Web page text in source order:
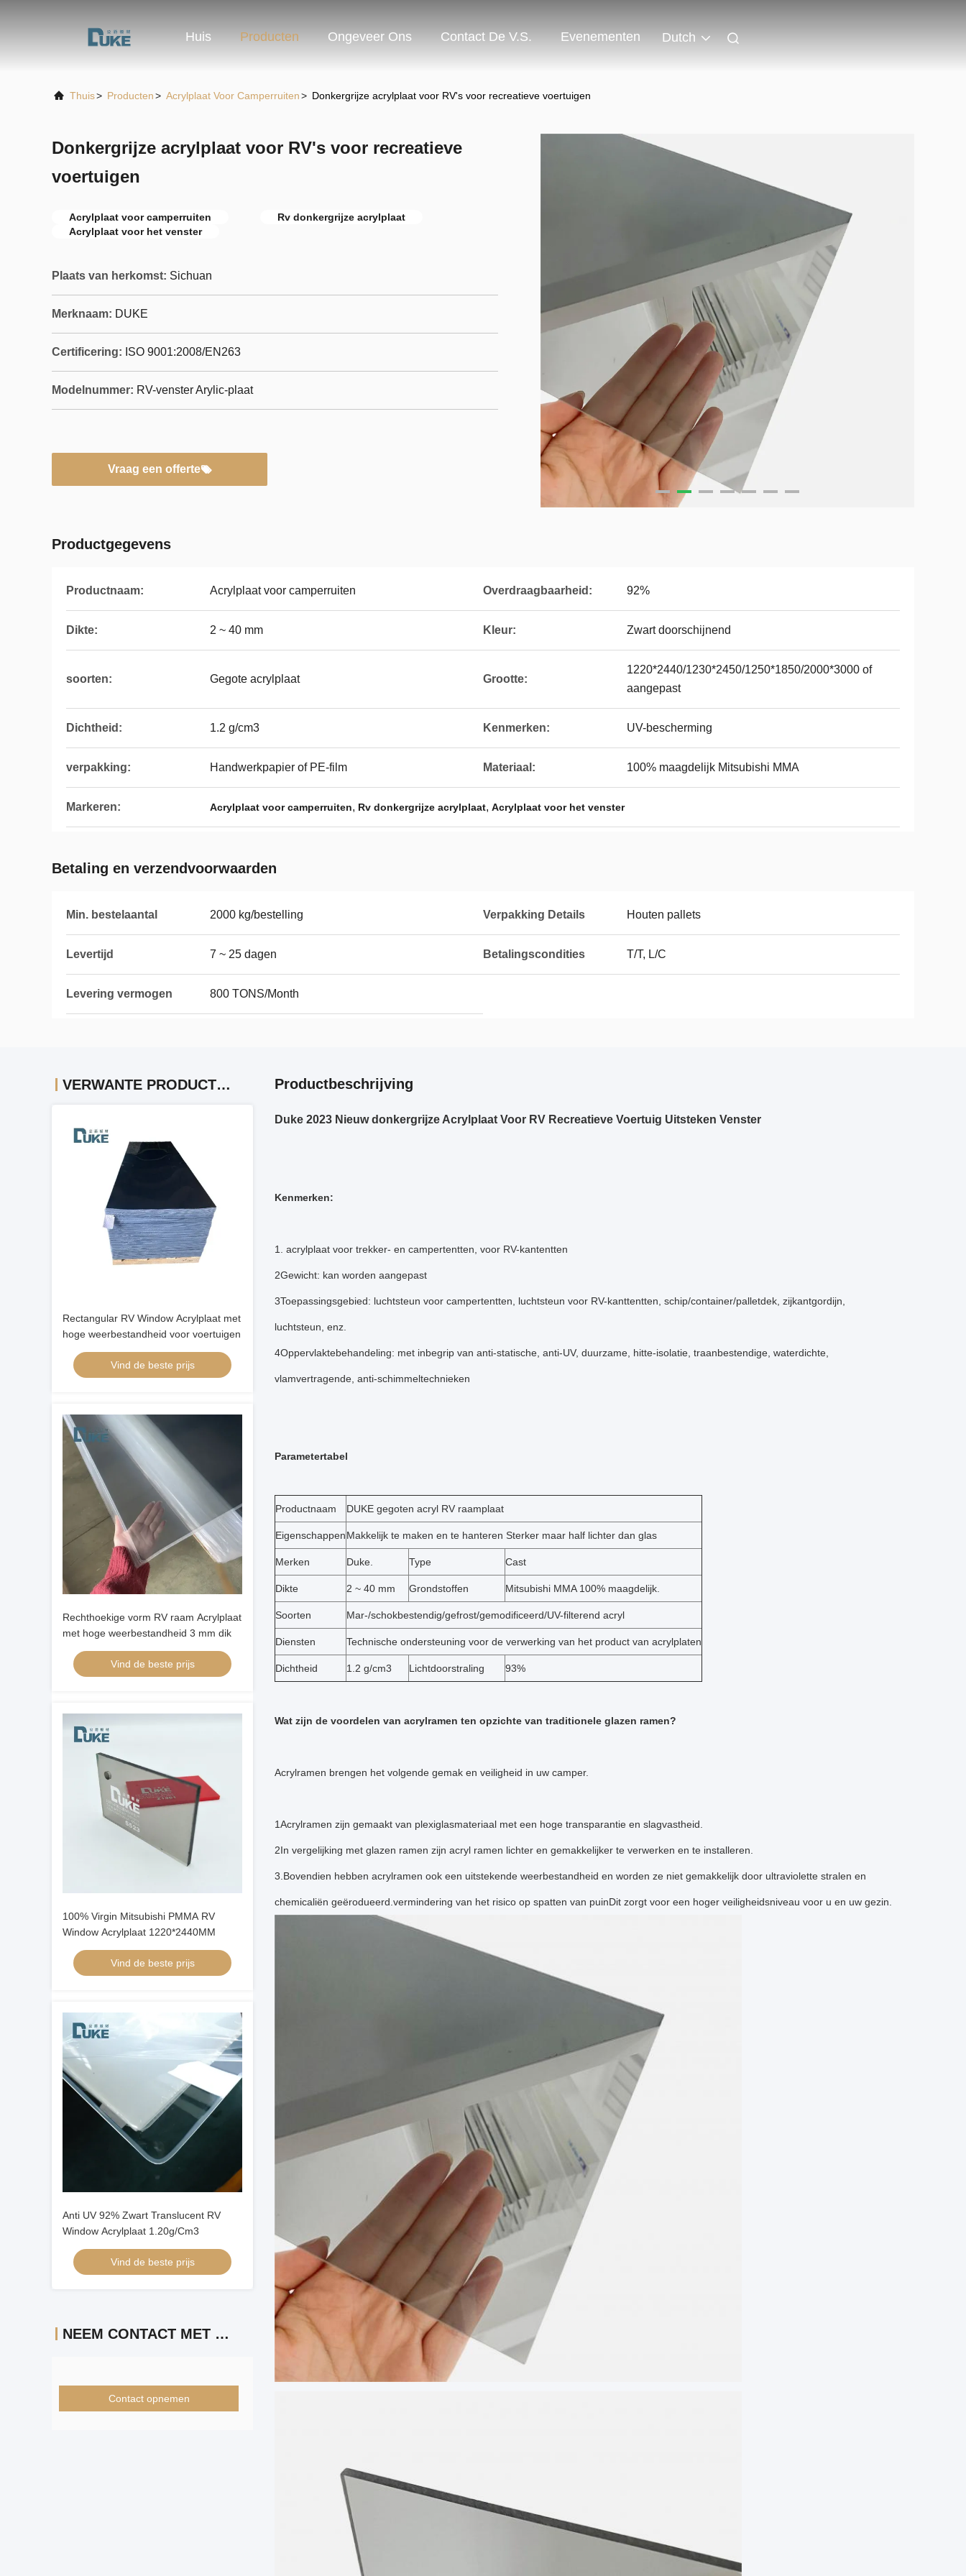
Huis Producten Ongeveer Ons Contact De V.S. Evenementen Dutch
Thuis> Producten> Acrylplaat Voor Camperruiten> Donkergrijze acrylplaat voor RV's voor recreatieve voertuigen
Donkergrijze acrylplaat voor RV's voor recreatieve
voertuigen
Acrylplaat voor camperruiten
Rv donkergrijze acrylplaat
Acrylplaat voor het venster
Plaats van herkomst: Sichuan
Merknaam: DUKE
Certificering: ISO 9001:2008/EN263
Modelnummer: RV-venster Arylic-plaat
Vraag een offerte
Productgegevens
Productnaam: Acrylplaat voor camperruiten Overdraagbaarheid: 92%
Dikte: 2 ~ 40 mm Kleur: Zwart doorschijnend
soorten: Gegote acrylplaat Grootte:
1220*2440/1230*2450/1250*1850/2000*3000 of
aangepast
Dichtheid: 1.2 g/cm3 Kenmerken: UV-bescherming
verpakking: Handwerkpapier of PE-film Materiaal: 100% maagdelijk Mitsubishi MMA
Markeren: Acrylplaat voor camperruiten, Rv donkergrijze acrylplaat, Acrylplaat voor het venster
Betaling en verzendvoorwaarden
Min. bestelaantal 2000 kg/bestelling Verpakking Details Houten pallets
Levertijd 7 ~ 25 dagen Betalingscondities T/T, L/C
Levering vermogen 800 TONS/Month
VERWANTE PRODUCTEN
Rectangular RV Window Acrylplaat met
hoge weerbestandheid voor voertuigen
Vind de beste prijs
Rechthoekige vorm RV raam Acrylplaat
met hoge weerbestandheid 3 mm dik
Vind de beste prijs
100% Virgin Mitsubishi PMMA RV
Window Acrylplaat 1220*2440MM
Vind de beste prijs
Anti UV 92% Zwart Translucent RV
Window Acrylplaat 1.20g/Cm3
Vind de beste prijs
NEEM CONTACT MET ONS OP
Contact opnemen
Productbeschrijving
Duke 2023 Nieuw donkergrijze Acrylplaat Voor RV Recreatieve Voertuig Uitsteken Venster
Kenmerken:
1. acrylplaat voor trekker- en campertentten, voor RV-kantentten
2Gewicht: kan worden aangepast
3Toepassingsgebied: luchtsteun voor campertentten, luchtsteun voor RV-kanttentten, schip/container/palletdek, zijkantgordijn,
luchtsteun, enz.
4Oppervlaktebehandeling: met inbegrip van anti-statische, anti-UV, duurzame, hitte-isolatie, traanbestendige, waterdichte,
vlamvertragende, anti-schimmeltechnieken
Parametertabel
Productnaam DUKE gegoten acryl RV raamplaat
EigenschappenMakkelijk te maken en te hanteren Sterker maar half lichter dan glas
Merken Duke. Type Cast
Dikte 2 ~ 40 mm Grondstoffen Mitsubishi MMA 100% maagdelijk.
Soorten Mar-/schokbestendig/gefrost/gemodificeerd/UV-filterend acryl
Diensten Technische ondersteuning voor de verwerking van het product van acrylplaten
Dichtheid 1.2 g/cm3 Lichtdoorstraling 93%
Wat zijn de voordelen van acrylramen ten opzichte van traditionele glazen ramen?
Acrylramen brengen het volgende gemak en veiligheid in uw camper.
1Acrylramen zijn gemaakt van plexiglasmateriaal met een hoge transparantie en slagvastheid.
2In vergelijking met glazen ramen zijn acryl ramen lichter en gemakkelijker te verwerken en te installeren.
3.Bovendien hebben acrylramen ook een uitstekende weerbestandheid en worden ze niet gemakkelijk door ultraviolette stralen en
chemicaliën geërodueerd.vermindering van het risico op spatten van puinDit zorgt voor een hoger veiligheidsniveau voor u en uw gezin.